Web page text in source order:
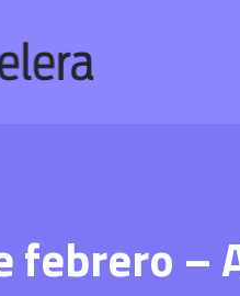
febrero –